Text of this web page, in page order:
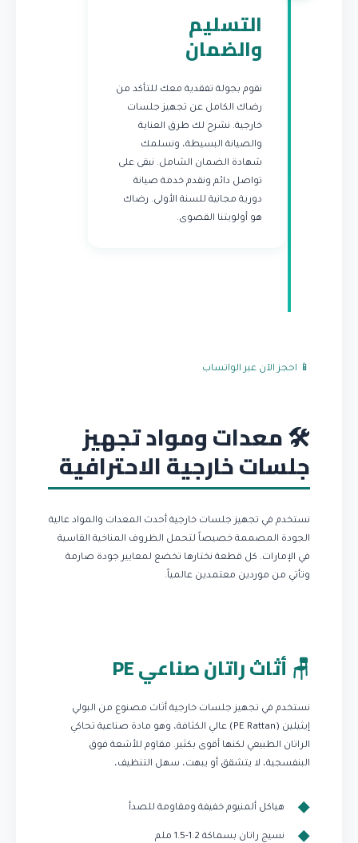
التسليم
والضمان
نقوم بجولة تفقدية معك للتأكد من
رضاك الكامل عن تجهيز جلسات
خارجية. نشرح لك طرق العناية
والصيانة البسيطة، ونسلمك
شهادة الضمان الشامل. نبقى على
تواصل دائم ونقدم خدمة صيانة
دورية مجانية للسنة الأولى. رضاك
هو أولويتنا القصوى.
📱 احجز الآن عبر الواتساب
🛠️ معدات ومواد تجهيز
جلسات خارجية الاحترافية
نستخدم في تجهيز جلسات خارجية أحدث المعدات والمواد عالية
الجودة المصممة خصيصاً لتحمل الظروف المناخية القاسية
في الإمارات. كل قطعة نختارها تخضع لمعايير جودة صارمة
وتأتي من موردين معتمدين عالمياً.
🪑 أثاث راتان صناعي PE
نستخدم في تجهيز جلسات خارجية أثاث مصنوع من البولي
إيثيلين (PE Rattan) عالي الكثافة، وهو مادة صناعية تحاكي
الراتان الطبيعي لكنها أقوى بكثير. مقاوم للأشعة فوق
البنفسجية، لا يتشقق أو يبهت، سهل التنظيف،
هياكل ألمنيوم خفيفة ومقاومة للصدأ
نسيج راتان بسماكة 1.2-1.5 ملم